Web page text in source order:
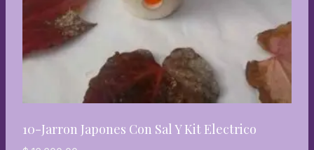
10-Jarron Japones Con Sal Y Kit Electrico